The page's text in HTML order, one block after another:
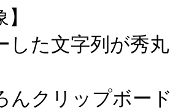
した文字列が秀
んクリップボー